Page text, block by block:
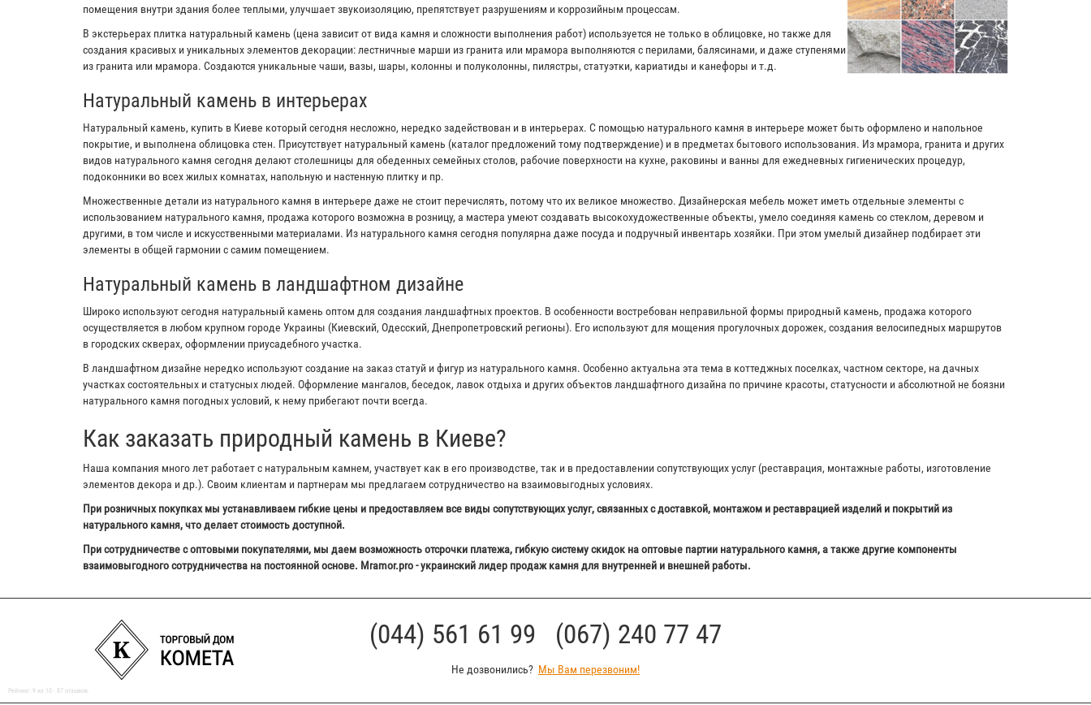
помещения внутри здания более теплыми, улучшает звукоизоляцию, препятствует разрушениям и коррозийным процессам.
В экстерьерах плитка натуральный камень (цена зависит от вида камня и сложности выполнения работ) используется не только в облицовке, но также для
создания красивых и уникальных элементов декорации: лестничные марши из гранита или мрамора выполняются с перилами, балясинами, и даже ступенями
из гранита или мрамора. Создаются уникальные чаши, вазы, шары, колонны и полуколонны, пилястры, статуэтки, кариатиды и канефоры и т.д.
Натуральный камень в интерьерах
Натуральный камень, купить в Киеве который сегодня несложно, нередко задействован и в интерьерах. С помощью натурального камня в интерьере может быть оформлено и напольное
покрытие, и выполнена облицовка стен. Присутствует натуральный камень (каталог предложений тому подтверждение) и в предметах бытового использования. Из мрамора, гранита и других
видов натурального камня сегодня делают столешницы для обеденных семейных столов, рабочие поверхности на кухне, раковины и ванны для ежедневных гигиенических процедур,
подоконники во всех жилых комнатах, напольную и настенную плитку и пр.
Множественные детали из натурального камня в интерьере даже не стоит перечислять, потому что их великое множество. Дизайнерская мебель может иметь отдельные элементы с
использованием натурального камня, продажа которого возможна в розницу, а мастера умеют создавать высокохудожественные объекты, умело соединяя камень со стеклом, деревом и
другими, в том числе и искусственными материалами. Из натурального камня сегодня популярна даже посуда и подручный инвентарь хозяйки. При этом умелый дизайнер подбирает эти
элементы в общей гармонии с самим помещением.
Натуральный камень в ландшафтном дизайне
Широко используют сегодня натуральный камень оптом для создания ландшафтных проектов. В особенности востребован неправильной формы природный камень, продажа которого
осуществляется в любом крупном городе Украины (Киевский, Одесский, Днепропетровский регионы). Его используют для мощения прогулочных дорожек, создания велосипедных маршрутов
в городских скверах, оформлении приусадебного участка.
В ландшафтном дизайне нередко используют создание на заказ статуй и фигур из натурального камня. Особенно актуальна эта тема в коттеджных поселках, частном секторе, на дачных
участках состоятельных и статусных людей. Оформление мангалов, беседок, лавок отдыха и других объектов ландшафтного дизайна по причине красоты, статусности и абсолютной не боязни
натурального камня погодных условий, к нему прибегают почти всегда.
Как заказать природный камень в Киеве?
Наша компания много лет работает с натуральным камнем, участвует как в его производстве, так и в предоставлении сопутствующих услуг (реставрация, монтажные работы, изготовление
элементов декора и др.). Своим клиентам и партнерам мы предлагаем сотрудничество на взаимовыгодных условиях.
При розничных покупках мы устанавливаем гибкие цены и предоставляем все виды сопутствующих услуг, связанных с доставкой, монтажом и реставрацией изделий и покрытий из
натурального камня, что делает стоимость доступной.
При сотрудничестве с оптовыми покупателями, мы даем возможность отсрочки платежа, гибкую систему скидок на оптовые партии натурального камня, а также другие компоненты
взаимовыгодного сотрудничества на постоянной основе. Mramor.pro - украинский лидер продаж камня для внутренней и внешней работы.
(044) 561 61 99 (067) 240 77 47
Не дозвонились? Мы Вам перезвоним!
Рейтинг: 9 из 10 87 отзывов.